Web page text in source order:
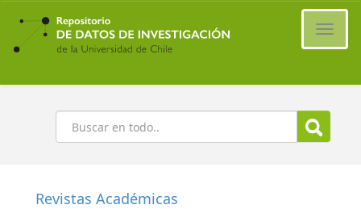
Ir
contenido
principal
Buscar
Revistas Académicas